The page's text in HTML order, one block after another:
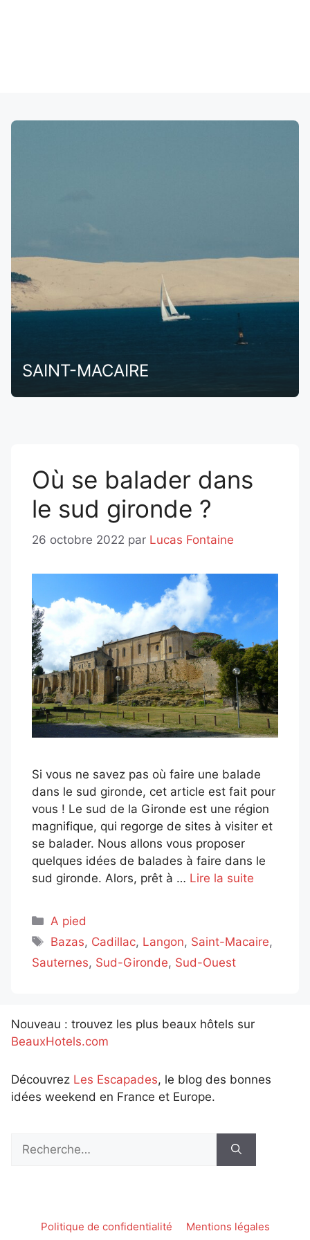
SAINT-MACAIRE
Où se balader dans
le sud gironde ?
26 octobre 2022 par Lucas Fontaine
Si vous ne savez pas où faire une balade
dans le sud gironde, cet article est fait pour
vous ! Le sud de la Gironde est une région
magnifique, qui regorge de sites à visiter et
se balader. Nous allons vous proposer
quelques idées de balades à faire dans le
sud gironde. Alors, prêt à … Lire la suite
Catégories
A pied
Étiquettes
Bazas, Cadillac, Langon, Saint-Macaire,
Sauternes, Sud-Gironde, Sud-Ouest
Nouveau : trouvez les plus beaux hôtels sur
BeauxHotels.com
Découvrez Les Escapades, le blog des bonnes
idées weekend en France et Europe.
Politique de confidentialité Mentions légales